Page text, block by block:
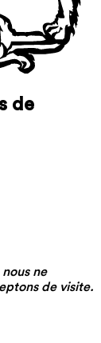
de
ne
de visite.